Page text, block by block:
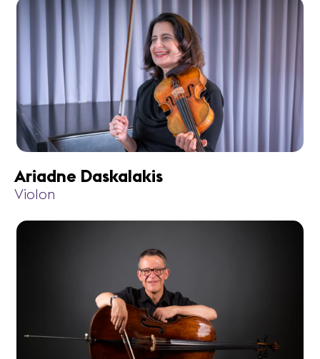
Ariadne Daskalakis
Violon